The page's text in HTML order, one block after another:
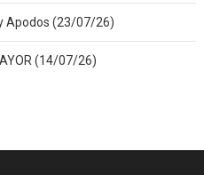
Apodos (23/07/26)
(14/07/26)